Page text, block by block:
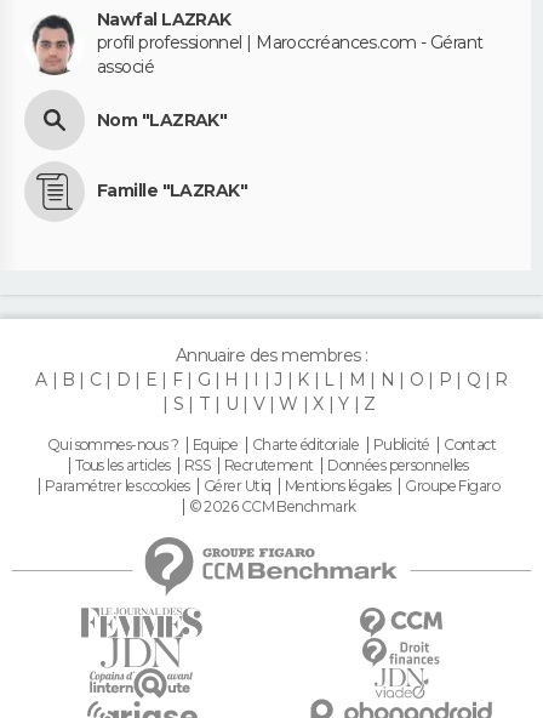
Nawfal LAZRAK
profil professionnel | Maroccréances.com - Gérant
associé
Nom "LAZRAK"
Famille "LAZRAK"
Annuaire des membres :
A
B C D E F G H I J K L M N O P Q
R
S
T U V W X Y Z
Qui sommes-nous ? Equipe Charte éditoriale Publicité
Contact
Tous les articles
RSS Recrutement
Données personnelles
Paramétrer les cookies
Gérer Utiq Mentions légales
Groupe Figaro
© 2026 CCM Benchmark